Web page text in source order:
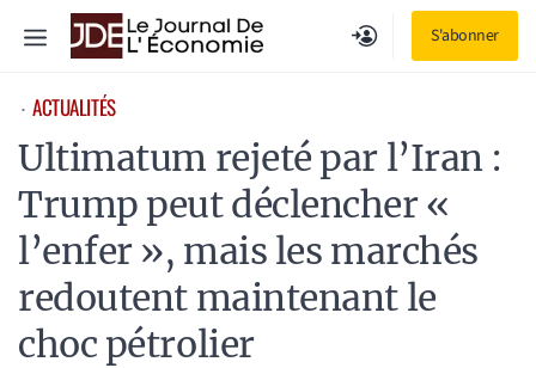
S'abonner
Menu
⋅ ACTUALITÉS
Ultimatum rejeté par l’Iran :
Trump peut déclencher «
l’enfer », mais les marchés
redoutent maintenant le
choc pétrolier